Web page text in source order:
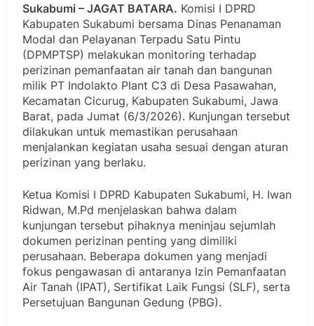
Sukabumi – JAGAT BATARA. Komisi I DPRD
Kabupaten Sukabumi bersama Dinas Penanaman
Modal dan Pelayanan Terpadu Satu Pintu
(DPMPTSP) melakukan monitoring terhadap
perizinan pemanfaatan air tanah dan bangunan
milik PT Indolakto Plant C3 di Desa Pasawahan,
Kecamatan Cicurug, Kabupaten Sukabumi, Jawa
Barat, pada Jumat (6/3/2026). Kunjungan tersebut
dilakukan untuk memastikan perusahaan
menjalankan kegiatan usaha sesuai dengan aturan
perizinan yang berlaku.
Ketua Komisi I DPRD Kabupaten Sukabumi, H. Iwan
Ridwan, M.Pd menjelaskan bahwa dalam
kunjungan tersebut pihaknya meninjau sejumlah
dokumen perizinan penting yang dimiliki
perusahaan. Beberapa dokumen yang menjadi
fokus pengawasan di antaranya Izin Pemanfaatan
Air Tanah (IPAT), Sertifikat Laik Fungsi (SLF), serta
Persetujuan Bangunan Gedung (PBG).